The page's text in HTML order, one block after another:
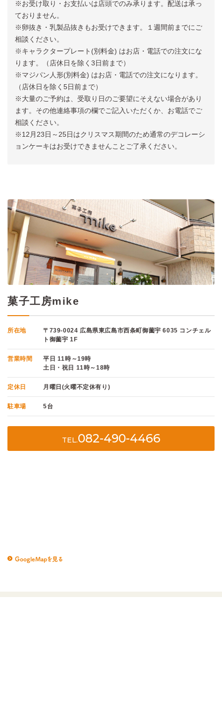
※お受け取り・お支払いは店頭でのみ承ります。配送は承っ
ておりません。
※卵抜き・乳製品抜きもお受けできます。１週間前までにご
相談ください。
※キャラクタープレート(別料金) はお店・電話での注文にな
ります。（店休日を除く3日前まで）
※マジパン人形(別料金) はお店・電話での注文になります。
（店休日を除く5日前まで）
※大量のご予約は、受取り日のご要望にそえない場合があり
ます。その他連絡事項の欄でご記入いただくか、お電話でご
相談ください。
※12月23日～25日はクリスマス期間のため通常のデコレーシ
ョンケーキはお受けできませんことご了承ください。
菓子工房mike
所在地
〒739-0024 広島県東広島市西条町御薗宇 6035 コンチェル
ト御薗宇 1F
営業時間
平日 11時～19時
土日・祝日 11時～18時
定休日 月曜日(火曜不定休有り)
駐車場 5台
TEL.082-490-4466
GoogleMapを見る